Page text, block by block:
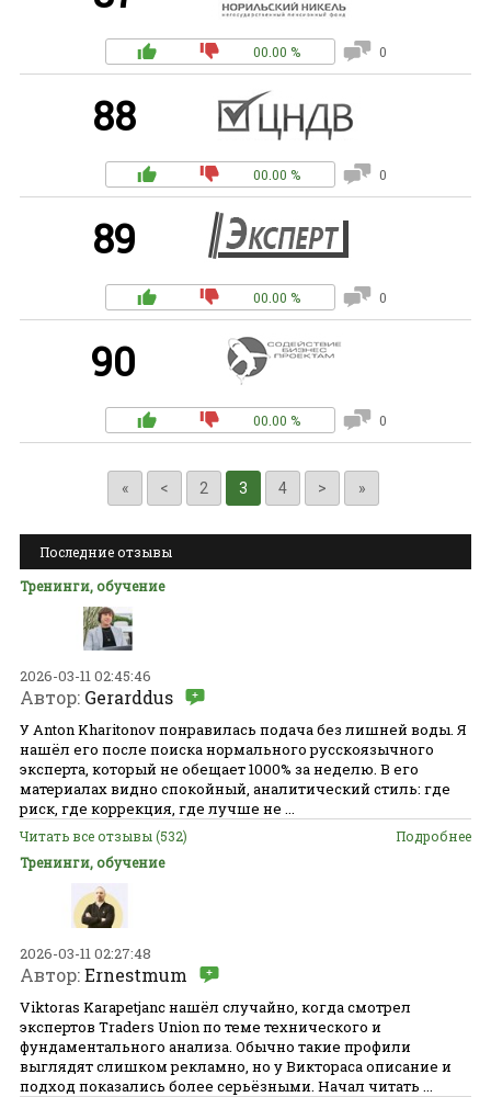
00.00 % 0
88
00.00 % 0
89
00.00 % 0
90
00.00 % 0
« < 2 3 4 > »
Последние отзывы
Тренинги, обучение
Автор: Gerarddus
2026-03-11 02:45:46
У Anton Kharitonov понравилась подача без лишней воды. Я
нашёл его после поиска нормального русскоязычного
эксперта, который не обещает 1000% за неделю. В его
материалах видно спокойный, аналитический стиль: где
риск, где коррекция, где лучше не ...
Читать все отзывы (532)
Подробнее
Тренинги, обучение
Автор:Ernestmum
2026-03-11 02:27:48
Viktoras Karapetjanc нашёл случайно, когда смотрел
экспертов Traders Union по теме технического и
фундаментального анализа. Обычно такие профили
выглядят слишком рекламно, но у Виктораса описание и
подход показались более серьёзными. Начал читать ...